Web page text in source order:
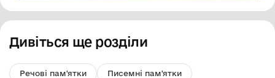
Дивіться ще розділи
Речові пам'ятки Писемні пам'ятки